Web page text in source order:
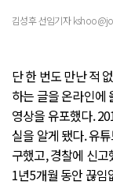
김성후 선임기자
단 한 번도 만난 적
하는 글을 온라인에
영상을 유포했다.
실을 알게 됐다. 유
구했고, 경찰에 신
1년5개월 동안 끊